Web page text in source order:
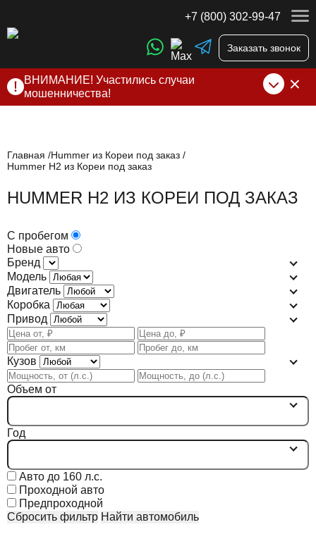
+7 (800) 302-99-47
Заказать звонок
ВНИМАНИЕ! Участились случаи
мошенничества!
нами по официальнымконтактам, указанным в соц сетях
и на сайте
Главная
Hummer из Кореи под заказ
Hummer H2 из Кореи под заказ
HUMMER H2 ИЗ КОРЕИ ПОД ЗАКАЗ
С пробегом
Новые авто
Бренд
Модель
Двигатель
Коробка
Привод
Кузов
Объем от
Год
Авто до 160 л.с.
Проходной авто
Предпроходной
Сбросить фильтр
Найти автомобиль